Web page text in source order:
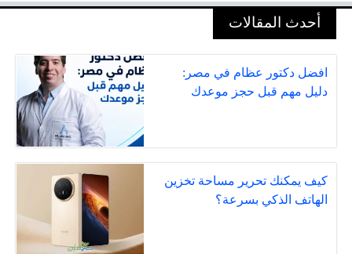
أحدث المقالات
افضل دكتور عظام في مصر:
دليل مهم قبل حجز موعدك
كيف يمكنك تحرير مساحة تخزين
الهاتف الذكي بسرعة؟